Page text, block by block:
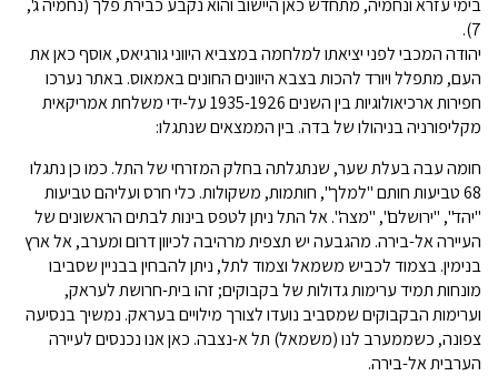
בימי עזרא ונחמיה, מתחדש כאן היישוב והוא נקבע כבירת פלך (נחמיה ג',
7).
יהודה המכבי לפני יציאתו למלחמה במצביא היווני גורגיאס, אוסף כאן את
העם, מתפלל ויורד להכות בצבא היוונים החונים באמאוס. באתר נערכו
חפירות ארכיאולוגיות בין השנים 1935-1926 על-ידי משלחת אמריקאית
מקליפורניה בניהולו של בדה. בין הממצאים שנתגלו:
חומה עבה בעלת שער, שנתגלתה בחלק המזרחי של התל. כמו כן נתגלו
68 טביעות חותם "למלך", חותמות, משקולות. כלי חרס ועליהם טביעות
"יהד", "ירושלם", "מצה". אל התל ניתן לטפס בינות לבתים הראשונים של
העיירה אל-בירה. מהגבעה יש תצפית מרהיבה לכיוון דרום ומערב, אל ארץ
בנימין. בצמוד לכביש משמאל וצמוד לתל, ניתן להבחין בבניין שסביבו
מונחות תמיד ערימות גדולות של בקבוקים; זהו בית-חרושת לעראק,
וערימות הבקבוקים שמסביב נועדו לצורך מילויים בעראק. נמשיך בנסיעה
צפונה, כשממערב לנו (משמאל) תל א-נצבה. כאן אנו נכנסים לעיירה
הערבית אל-בירה.